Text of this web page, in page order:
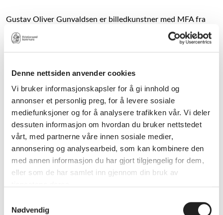
Denne nettsiden anvender cookies
Vi bruker informasjonskapsler for å gi innhold og
annonser et personlig preg, for å levere sosiale
mediefunksjoner og for å analysere trafikken vår. Vi deler
dessuten informasjon om hvordan du bruker nettstedet
vårt, med partnerne våre innen sosiale medier,
annonsering og analysearbeid, som kan kombinere den
med annen informasjon du har gjort tilgjengelig for dem,
eller som de har samlet inn gjennom din bruk av
Nødvendig
Gustav Oliver Gunvaldsen er billedkunstner med MFA fra
Kunstakademiet i Trondheim ved NTNU og BA fra Lofoten
kunst og filmskole. Han er meddriver og forsker ved Lab
festival for performancekunst i Kristiansand gjennom flere
år. Gustav har i tillegg mange års erfaring som kunsttekniker
for en rekke profilerte kunstnere og kunstinstitusjoner i inn-
og utland. Nå for tiden er Gustav i ferd med å lage en
dokumentarfilm om Tori Wrånes og hennes reise mot
Venezia biennalen 2026.
Samarbeid
arbeider videre med to pågående filmprosjekter.